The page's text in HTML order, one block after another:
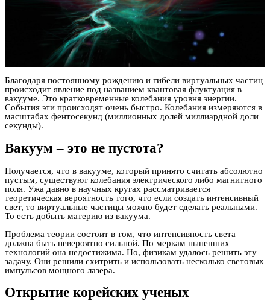
Благодаря постоянному рождению и гибели виртуальных частиц
происходит явление под названием квантовая флуктуация в
вакууме. Это кратковременные колебания уровня энергии.
События эти происходят очень быстро. Колебания измеряются в
масштабах фентосекунд (миллионных долей миллиардной доли
секунды).
Вакуум – это не пустота?
Получается, что в вакууме, который принято считать абсолютно
пустым, существуют колебания электрического либо магнитного
поля. Ужа давно в научных кругах рассматривается
теоретическая вероятность того, что если создать интенсивный
свет, то виртуальные частицы можно будет сделать реальными.
То есть добыть материю из вакуума.
Проблема теории состоит в том, что интенсивность света
должна быть невероятно сильной. По меркам нынешних
технологий она недостижима. Но, физикам удалось решить эту
задачу. Они решили схитрить и использовать несколько световых
импульсов мощного лазера.
Открытие корейских ученых